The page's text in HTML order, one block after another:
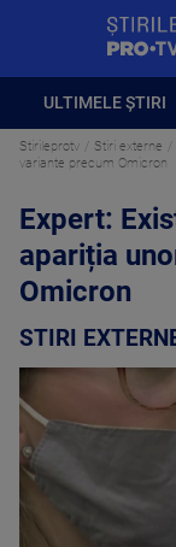
ULTIMELE ȘTIRI
Stirileprotv Stiri externe
variante precum Omicron
Expert:
apariția
Omicron
STIRI